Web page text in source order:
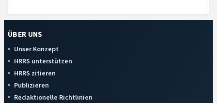
ÜBER UNS
Unser Konzept
HRRS unterstützen
HRRS zitieren
Publizieren
Redaktionelle Richtlinien